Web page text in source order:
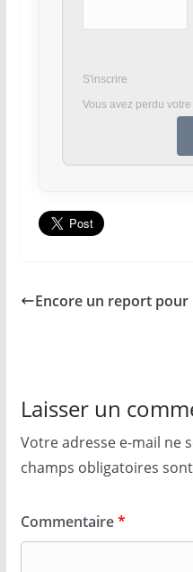
S'inscrire
Vous avez perdu
Encore un report pour
Laisser un
Votre adresse e-mail ne
champs obligatoires
Commentaire*